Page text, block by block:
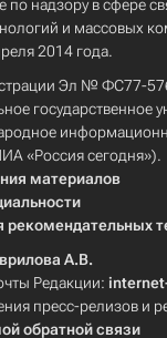
по надзору в сфере
и массовых
2014 года.
Эл № ФС77-
государственное
«Россия сегодня»).
материалов
А.В.
Редакции:
пресс-релизов и
обратной связи